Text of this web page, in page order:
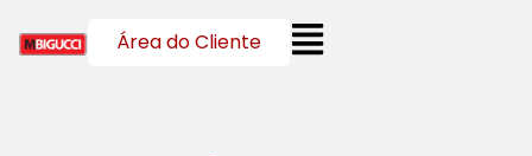
Área do Cliente